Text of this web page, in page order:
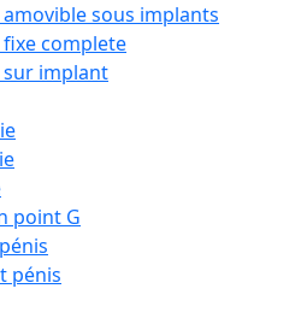
sous implants
complete
implant
point G
pénis